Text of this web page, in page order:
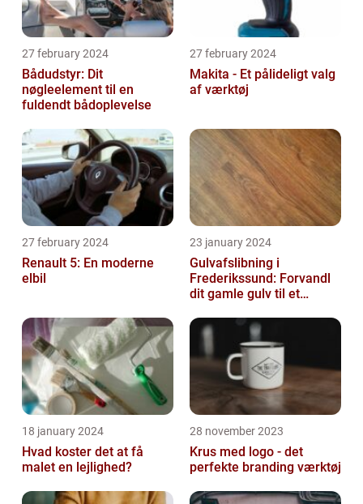
27 february 2024
Bådudstyr: Dit
nøgleelement til en
fuldendt bådoplevelse
27 february 2024
Makita - Et pålideligt valg
af værktøj
27 february 2024
Renault 5: En moderne
elbil
23 january 2024
Gulvafslibning i
Frederikssund: Forvandl
dit gamle gulv til et
18 january 2024
Hvad koster det at få
malet en lejlighed?
28 november 2023
Krus med logo - det
perfekte branding værktøj